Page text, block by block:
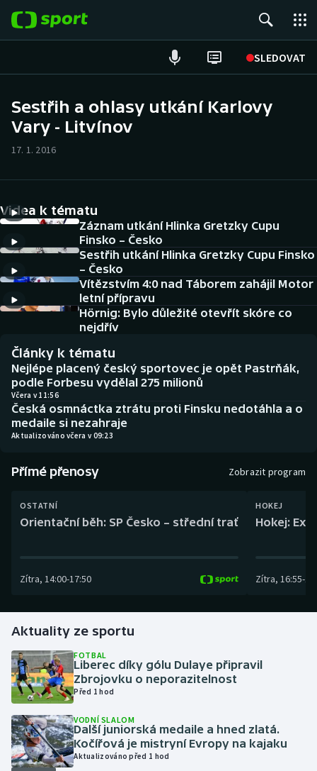
SLEDOVAT
Hokej
Cyklistika
DALŠÍ SPORTY
Americký fotbal
Baseball a softbal
Basketbal
Biatlon
Boby a skeleton
Box
Curling
Golf
Gymnastika
Házená
Jezdectví
NEPŘEHLÉDNĚTE
Historické návraty
Aplikace ČT sport
AZ kvíz
Sestřih a ohlasy utkání Karlovy
Vary - Litvínov
17. 1. 2016
Videa k tématu
Záznam utkání Hlinka Gretzky Cupu
Finsko – Česko
Sestřih utkání Hlinka Gretzky Cupu Finsko
– Česko
Vítězstvím 4:0 nad Táborem zahájil Motor
letní přípravu
Hörnig: Bylo důležité otevřít skóre co
nejdřív
Články k tématu
Nejlépe placený český sportovec je opět Pastrňák,
podle Forbesu vydělal 275 milionů
Včera v 11:56
Česká osmnáctka ztrátu proti Finsku nedotáhla a o
medaile si nezahraje
Aktualizováno včera v 09:23
Přímé přenosy Zobrazit program
OSTATNÍ
Orientační běh: SP Česko – střední trať
Zítra, 14:00-17:50
HOKEJ
Hokej:
Zítra, 16:55-
Aktuality ze sportu
FOTBAL
Liberec díky gólu Dulaye připravil
Zbrojovku o neporazitelnost
Před 1 hod
VODNÍ SLALOM
Další juniorská medaile a hned zlatá.
Kočířová je mistryní Evropy na kajaku
Aktualizováno před 1 hod